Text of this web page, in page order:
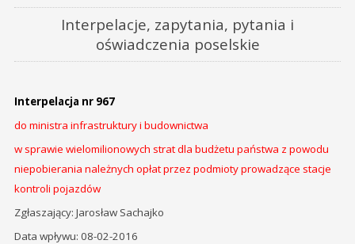
Interpelacje, zapytania, pytania i
oświadczenia poselskie
Interpelacja nr 967
do ministra infrastruktury i budownictwa
w sprawie wielomilionowych strat dla budżetu państwa z powodu
niepobierania należnych opłat przez podmioty prowadzące stacje
kontroli pojazdów
Zgłaszający: Jarosław Sachajko
Data wpływu: 08-02-2016